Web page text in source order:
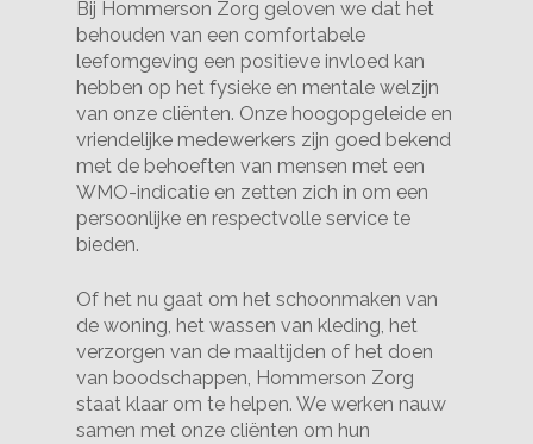
Bij Hommerson Zorg geloven we dat het
behouden van een comfortabele
leefomgeving een positieve invloed kan
hebben op het fysieke en mentale welzijn
van onze cliënten. Onze hoogopgeleide en
vriendelijke medewerkers zijn goed bekend
met de behoeften van mensen met een
WMO-indicatie en zetten zich in om een
persoonlijke en respectvolle service te
bieden.
Of het nu gaat om het schoonmaken van
de woning, het wassen van kleding, het
verzorgen van de maaltijden of het doen
van boodschappen, Hommerson Zorg
staat klaar om te helpen. We werken nauw
samen met onze cliënten om hun